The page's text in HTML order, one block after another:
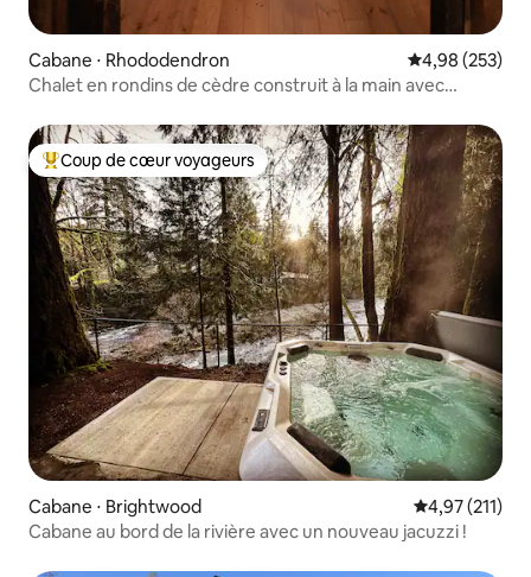
Cabane ⋅ Rhododendron Évaluation
4,98 (253)
Chalet en rondins de cèdre construit à la main avec
Coups de cœur voyageurs les plus appréciés
Coup de cœur voyageurs
Cabane ⋅ Brightwood Évaluation
4,97 (211)
Cabane au bord de la rivière avec un nouveau jacuzzi !